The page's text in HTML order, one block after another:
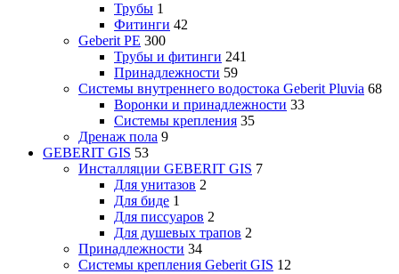
Трубы 1
Фитинги 42
Geberit PE 300
Трубы и фитинги 241
Принадлежности 59
Системы внутреннего водостока Geberit Pluvia 68
Воронки и принадлежности 33
Системы крепления 35
Дренаж пола 9
GEBERIT GIS 53
Инсталляции GEBERIT GIS 7
Для унитазов 2
Для биде 1
Для писсуаров 2
Для душевых трапов 2
Принадлежности 34
Системы крепления Geberit GIS 12